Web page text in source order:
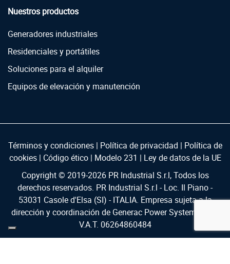
Nuestros productos
Generadores industriales
Residenciales y portátiles
Soluciones para el alquiler
Equipos de elevación y manutención
Términos y condiciones| Política de privacidad | Política de
cookies| Código ético| Modelo 231 | Ley de datos de la UE
Copyright © 2019-2026PR Industrial S.r.l, Todos los
derechos reservados. PR Industrial S.r.l - Loc. Il Piano -
53031 Casole d'Elsa (SI) - ITALIA. Empresa sujeta a la
dirección y coordinación de Generac Power Systems Inc. |
V.A.T. 06264860484